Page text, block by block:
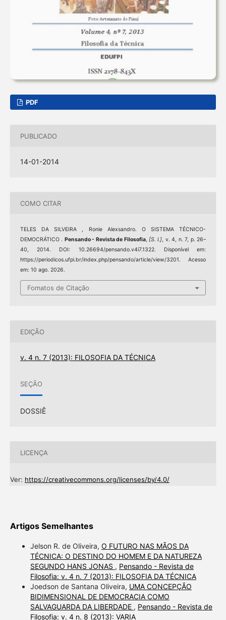
PDF
PUBLICADO
14-01-2014
COMO CITAR
TELES DA SILVEIRA , Ronie Alexsandro. O SISTEMA TÉCNICO-
DEMOCRÁTICO . Pensando - Revista de Filosofia, [S. l.] , v. 4, n. 7, p. 26–
40, 2014. DOI: 10.26694/pensando.v4i7.1322. Disponível em:
https://periodicos.ufpi.br/index.php/pensando/article/view/3201. Acesso
em: 10 ago. 2026.
Fomatos de Citação
EDIÇÃO
v. 4 n. 7 (2013): FILOSOFIA DA TÉCNICA
SEÇÃO
DOSSIÊ
LICENÇA
Ver: https://creativecommons.org/licenses/by/4.0/
Artigos Semelhantes
Jelson R. de Oliveira, O FUTURO NAS MÃOS DA
TÉCNICA: O DESTINO DO HOMEM E DA NATUREZA
SEGUNDO HANS JONAS , Pensando - Revista de
Filosofia: v. 4 n. 7 (2013): FILOSOFIA DA TÉCNICA
Joedson de Santana Oliveira, UMA CONCEPÇÃO
BIDIMENSIONAL DE DEMOCRACIA COMO
SALVAGUARDA DA LIBERDADE , Pensando - Revista de
Filosofia: v. 4 n. 8 (2013): VARIA